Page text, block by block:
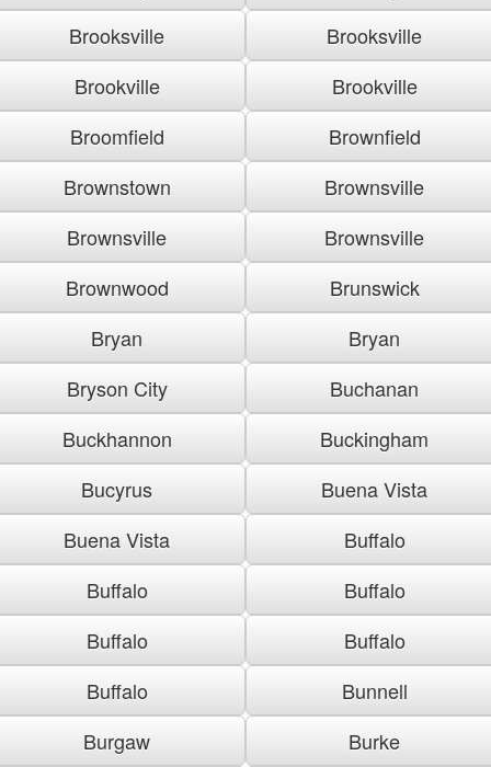
Brooksville
Brooksville
Brookville
Brookville
Broomfield
Brownfield
Brownstown
Brownsville
Brownsville
Brownsville
Brownwood
Brunswick
Bryan
Bryan
Bryson City
Buchanan
Buckhannon
Buckingham
Bucyrus
Buena Vista
Buena Vista
Buffalo
Buffalo
Buffalo
Buffalo
Buffalo
Buffalo
Bunnell
Burgaw
Burke